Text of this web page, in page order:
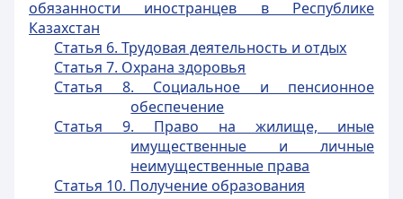
обязанности иностранцев в Республике
Казахстан
Статья 6. Трудовая деятельность и отдых
Статья 7. Охрана здоровья
Статья 8. Социальное и пенсионное
обеспечение
Статья 9. Право на жилище, иные
имущественные и личные
неимущественные права
Статья 10. Получение образования